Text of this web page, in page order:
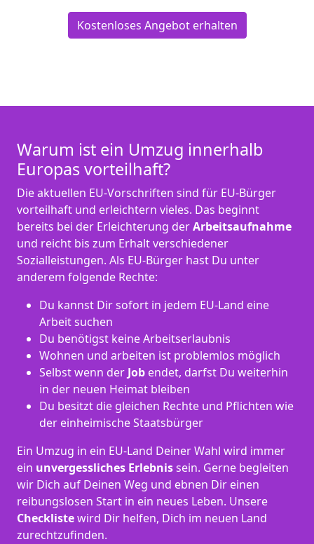
Kostenloses Angebot erhalten
Warum ist ein Umzug innerhalb
Europas vorteilhaft?
Die aktuellen EU-Vorschriften sind für EU-Bürger
vorteilhaft und erleichtern vieles. Das beginnt
bereits bei der Erleichterung derArbeitsaufnahme
und reicht bis zum Erhalt verschiedener
Sozialleistungen. Als EU-Bürger hast Du unter
anderem folgende Rechte:
Du kannst Dir sofort in jedem EU-Land eine
Arbeit suchen
Du benötigst keine Arbeitserlaubnis
Wohnen und arbeiten ist problemlos möglich
Selbst wenn der Job endet, darfst Du weiterhin
in der neuen Heimat bleiben
Du besitzt die gleichen Rechte und Pflichten wie
der einheimische Staatsbürger
Ein Umzug in ein EU-Land Deiner Wahl wird immer
ein unvergessliches Erlebnissein. Gerne begleiten
wir Dich auf Deinen Weg und ebnen Dir einen
reibungslosen Start in ein neues Leben. Unsere
Checklistewird Dir helfen, Dich im neuen Land
zurechtzufinden.